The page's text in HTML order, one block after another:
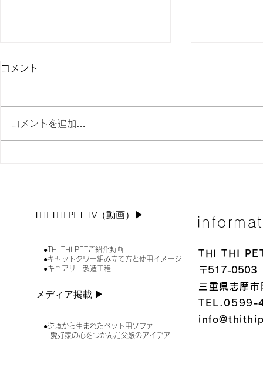
コメント
コメントを追加…
THI THI PET TV（動画）▶︎
●THI THI PETご紹介動画
●キャットタワー組み立て方と使用イメージ
●キュアリー製造工程
メディア掲載 ▶︎
●逆境から生まれたペット用ソファ
愛好家の心をつかんだ父娘のアイデア
THI THI
〒517-0503
三重県志摩
TEL.0599-